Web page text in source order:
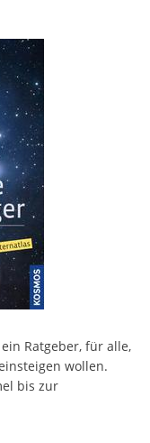
Ratgeber, für alle,
wollen.
bis zur